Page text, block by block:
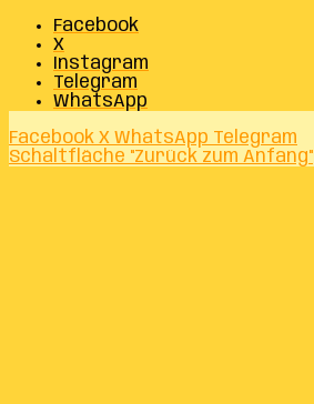
Facebook
X
Instagram
Telegram
WhatsApp
Facebook X WhatsApp Telegram
Schaltfläche "Zurück zum Anfang"